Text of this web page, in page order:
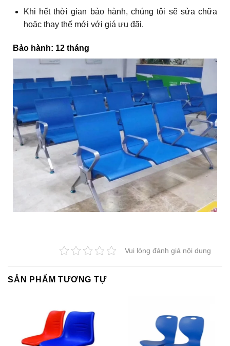
Khi hết thời gian bảo hành, chúng tôi sẽ sửa chữa
hoặc thay thế mới với giá ưu đãi.
Bảo hành: 12 tháng
Vui lòng đánh giá nội dung
SẢN PHẨM TƯƠNG TỰ